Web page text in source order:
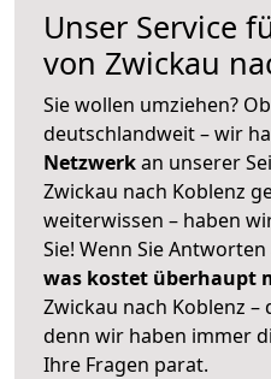
Unser Service
von Zwickau
Sie wollen umziehen?
deutschlandweit – wir
Netzwerkan unserer
Zwickau nach Koblenz
weiterwissen – haben
Sie! Wenn Sie
was kostet überhaupt
Zwickau nach Koblenz –
denn wir haben immer
Ihre Fragen parat.